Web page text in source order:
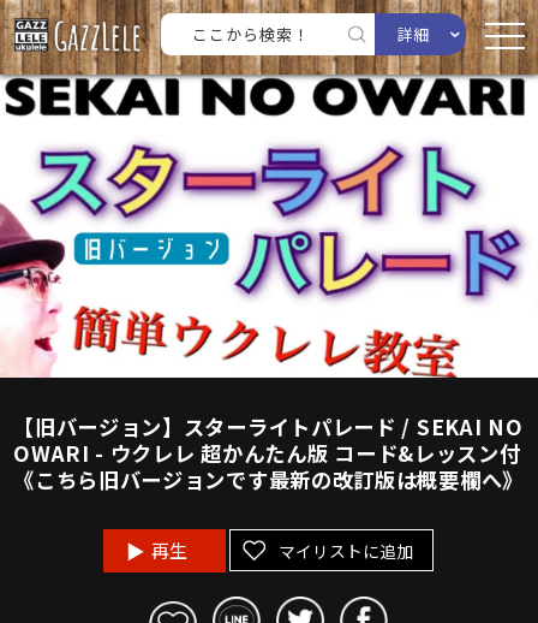
詳細
【旧バージョン】スターライトパレード / SEKAI NO
OWARI - ウクレレ 超かんたん版 コード&レッスン付
《こちら旧バージョンです最新の改訂版は概要欄へ》
再生 マイリストに追加